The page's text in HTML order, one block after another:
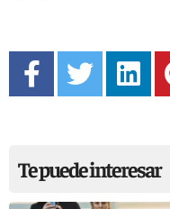
Te puede interesar